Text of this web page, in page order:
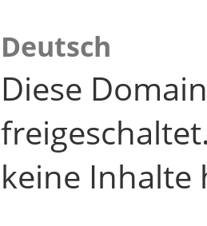
Deutsch
Diese
keine Inhalte